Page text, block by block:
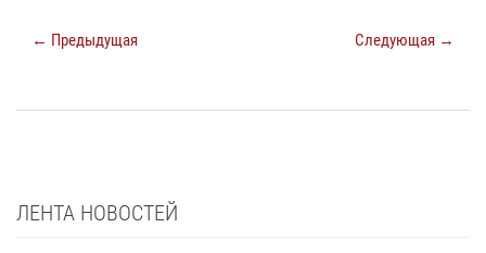
← Предыдущая Следующая →
ЛЕНТА НОВОСТЕЙ